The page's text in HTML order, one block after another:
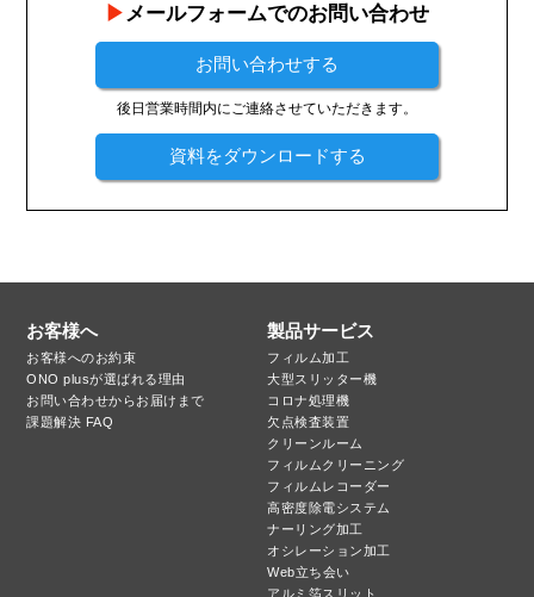
メールフォームでのお問い合わせ
お問い合わせする
後日営業時間内にご連絡させていただきます。
資料をダウンロードする
お客様へ
お客様へのお約束
ONO plusが選ばれる理由
お問い合わせからお届けまで
課題解決 FAQ
製品サービス
フィルム加工
大型スリッター機
コロナ処理機
欠点検査装置
クリーンルーム
フィルムクリーニング
フィルムレコーダー
高密度除電システム
ナーリング加工
オシレーション加工
Web立ち会い
アルミ箔スリット